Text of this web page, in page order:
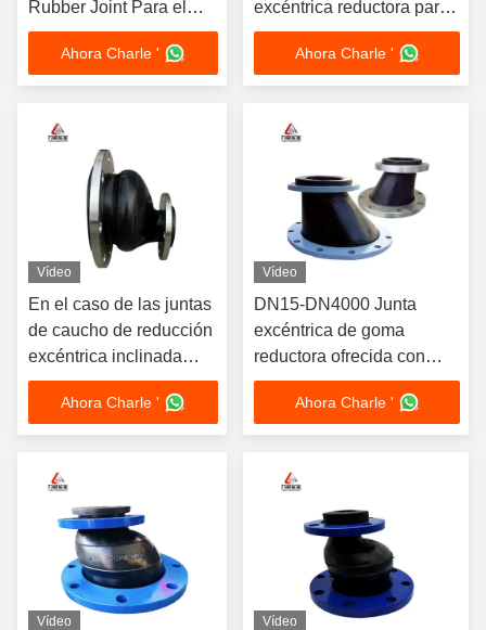
Rubber Joint Para el
rango de temperatura
-15- 80 C Especial -30-
150 C
Ahora Charle '
excéntrica reductora para
la industria petrolera
Ahora Charle '
Vídeo
En el caso de las juntas
de caucho de reducción
excéntrica inclinada
para tamaños de
DN100*DN80 a
DN500*DN300
Ahora Charle '
Vídeo
DN15-DN4000 Junta
excéntrica de goma
reductora ofrecida con
dibujo de brida de acero al
carbonoAhora Charle '
Vídeo Vídeo